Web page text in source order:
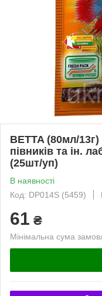
BETTA (80мл/
півників та ін.
(25шт/уп)
В наявності
Код: DP014S (5459)
61 ₴
Мінімальна сума